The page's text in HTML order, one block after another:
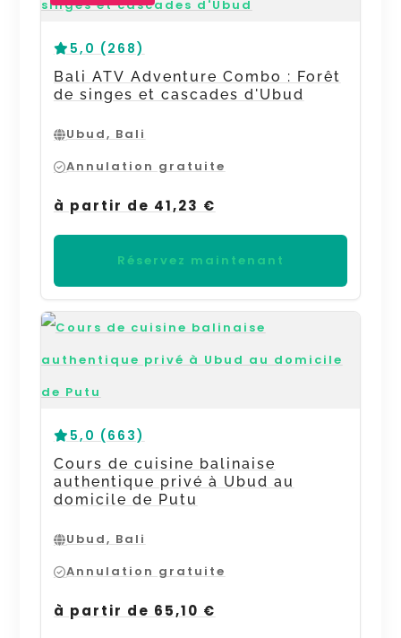
5,0 (268)
Bali ATV Adventure Combo : Forêt
de singes et cascades d'Ubud
Ubud, Bali
Annulation gratuite
à partir de 41,23 €
Réservez maintenant
5,0 (663)
Cours de cuisine balinaise
authentique privé à Ubud au
domicile de Putu
Ubud, Bali
Annulation gratuite
à partir de 65,10 €